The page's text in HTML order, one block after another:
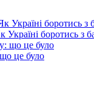
боротись з
це було